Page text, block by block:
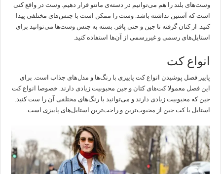
وست‌های بلند را هم می‌توانیم در دسته‌ی مانتو قرار دهیم. وست در واقع کتی
است که آستین نداشته باشد. وست را ممکن است با جنس‌های مختلفی پیدا
کنید. از کتان گرفته تا جین و حتی پافر. بسته به جنس وست‌ها می‌توانید برای
استایل‌های رسمی و غیررسمی از آن‌ها استفاده کنید.
انواع کت
پاییز فصل پوشیدن انواع کت پاییزی با رنگ‌ها و مدل‌های جذاب است. برای
این فصل معمولا کت‌های کتان و جین محبوبیت زیادی دارند. خصوصا انواع کت
جین که محبوبیت زیادی دارند و می‌توانید با رنگ‌های مختلفی آن را ست کنید.
استایل با کت جین از محبوب‌ترین و راحت‌ترین استایل‌های پاییزی است.